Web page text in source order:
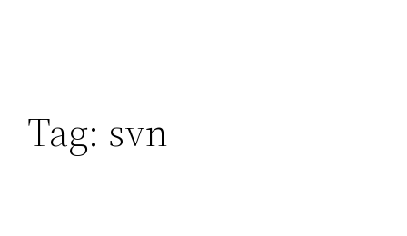
Tag: svn